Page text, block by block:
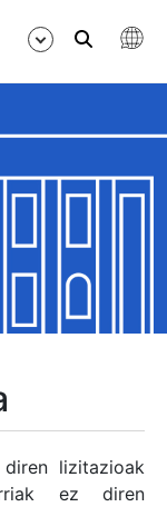
lizitazioak
ez diren